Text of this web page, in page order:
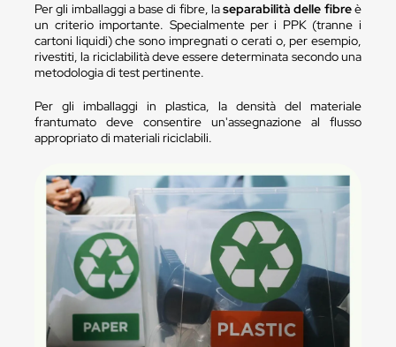
Per gli imballaggi a base di fibre, laseparabilità delle fibreè
un criterio importante. Specialmente per i PPK (tranne i
cartoni liquidi) che sono impregnati o cerati o, per esempio,
rivestiti, la riciclabilità deve essere determinata secondo una
metodologia di test pertinente.
Per gli imballaggi in plastica, la densità del materiale
frantumato deve consentire un'assegnazione al flusso
appropriato di materiali riciclabili.